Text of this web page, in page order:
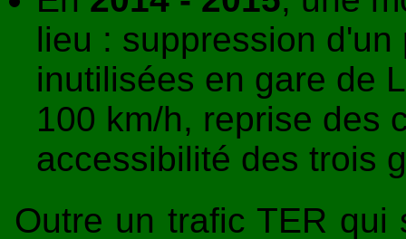
lieu : suppression
inutilisées en gare de
100 km/h, reprise des
accessibilité des trois
Outre un trafic TER